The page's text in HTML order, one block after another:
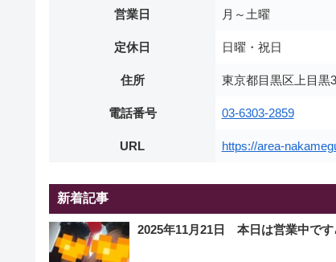
営業日 月～土曜
定休日 日曜・祝日
住所 東京都目黒区上目
電話番号 03-6303-2859
URL https://area-
新着記事
2025年11月21日 本日は営業中です